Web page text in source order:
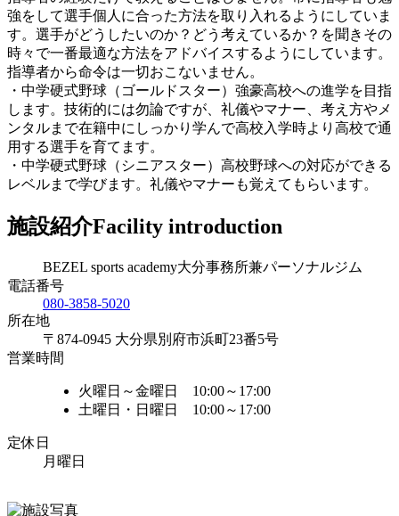
強をして選手個人に合った方法を取り入れるようにしていま
す。選手がどうしたいのか？どう考えているか？を聞きその
時々で一番最適な方法をアドバイスするようにしています。
指導者から命令は一切おこないません。
・中学硬式野球（ゴールドスター）強豪高校への進学を目指
します。技術的には勿論ですが、礼儀やマナー、考え方やメ
ンタルまで在籍中にしっかり学んで高校入学時より高校で通
用する選手を育てます。
・中学硬式野球（シニアスター）高校野球への対応ができる
レベルまで学びます。礼儀やマナーも覚えてもらいます。
施設紹介Facility introduction
BEZEL sports academy大分事務所兼パーソナルジム
電話番号
080-3858-5020
所在地
〒874-0945 大分県別府市浜町23番5号
営業時間
火曜日～金曜日 10:00～17:00
土曜日・日曜日 10:00～17:00
定休日
月曜日